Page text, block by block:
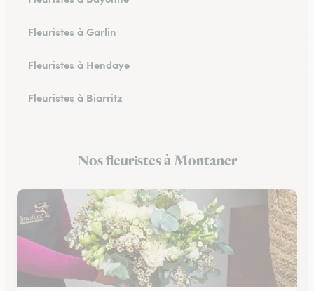
Fleuristes à Garlin
Fleuristes à Hendaye
Fleuristes à Biarritz
Fleuristes à Ustaritz
Nos fleuristes à Montaner